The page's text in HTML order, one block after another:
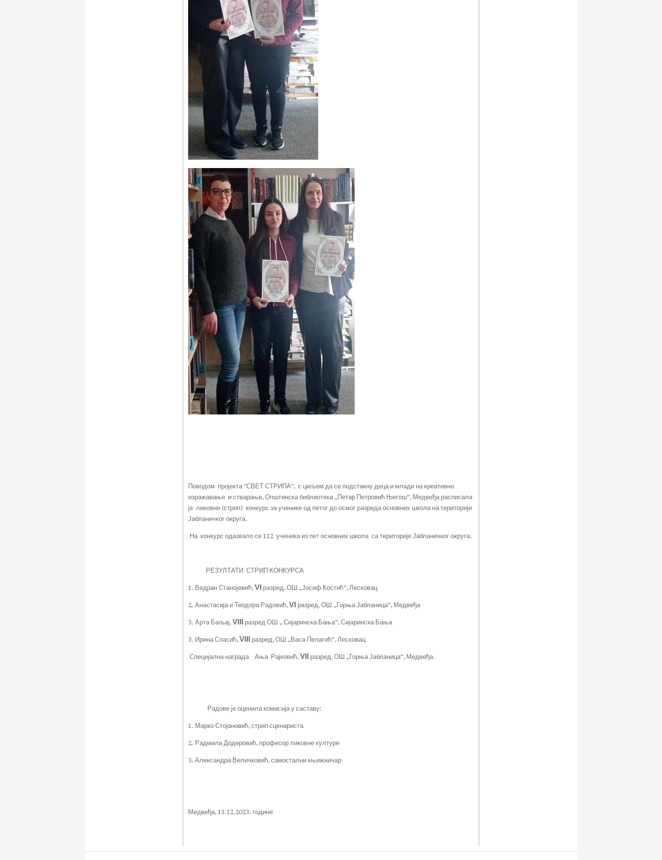
Поводом пројекта "СВЕТ СТРИПА", с циљем да се подстакну деца и млади на креативно
изражавање и стварање, Општинска библиотека „Петар Петровић Његош“, Медвеђа расписала
је ликовни (стрип) конкурс за ученике од петог до осмог разреда основних школа на територији
Јабланичког округа.
На конкурс одазвало се 112 ученика из пет основних школа са територије Јабланичког округа.
РЕЗУЛТАТИ СТРИП КОНКУРСА
1. Ведран Станојевић, VI разред, ОШ „Јосиф Костић“, Лесковац
2. Анастасија и Теодора Радовић, VI разред, ОШ „Горња Јабланица“, Медвеђа
3. Арта Баљај, VIII разред ОШ „ Сијаринска Бања“, Сијаринска Бања
3. Ирина Спасић, VIII разред, ОШ „Васа Пелагић“, Лесковац
Специјална награда Ања Рајковић, VII разред, ОШ „Горња Јабланица“, Медвеђа.
Радове је оценила комисија у саставу:
1. Марко Стојановић, стрип сценариста
2. Радмила Додеровић, професор ликовне културе
3. Александра Величковић, самостални књижничар
Медвеђа, 13.12.2023. године